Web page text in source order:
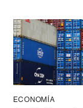
ECONOMÍA